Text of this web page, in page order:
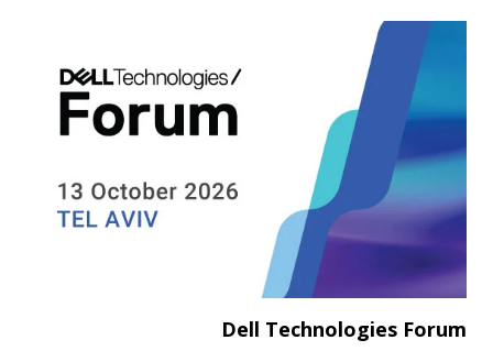
Dell Technologies Forum